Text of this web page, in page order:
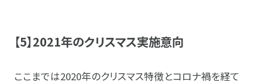
【5】2021年のクリスマス実施意向
ここまでは2020年のクリスマス特徴とコロナ禍を経て